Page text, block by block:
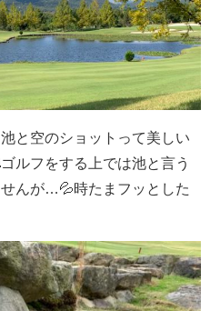
と空のショットって美しい
ルフをする上では池と言う
んが…💦時たまフッとした